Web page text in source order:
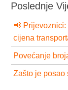
Poslednje
📢
cijena
Povećanje
Zašto je posao